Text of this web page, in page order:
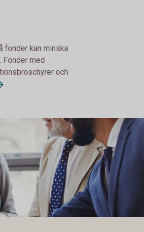
fonder kan minska
Fonder med
och
.